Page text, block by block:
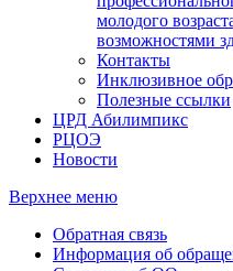
молодого
возможностями
Контакты
Инклюзивное
Полезные ссылки
ЦРД Абилимпикс
РЦОЭ
Новости
Верхнее меню
Обратная связь
Информация об